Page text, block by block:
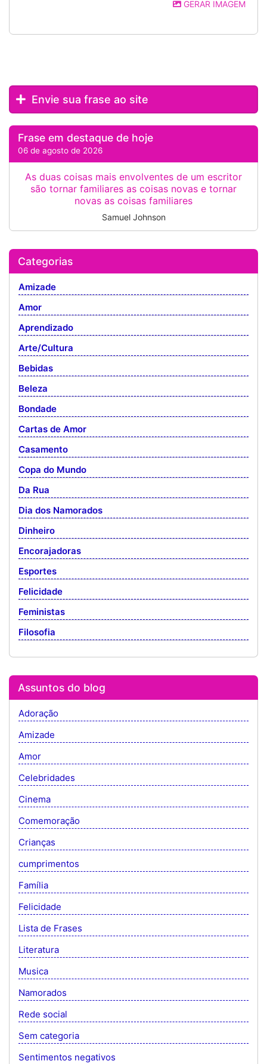
GERAR IMAGEM
Envie sua frase ao site
Frase em destaque de hoje
06 de agosto de 2026
As duas coisas mais envolventes de um escritor
são tornar familiares as coisas novas e tornar
novas as coisas familiares
Samuel Johnson
Categorias
Amizade
Amor
Aprendizado
Arte/Cultura
Bebidas
Beleza
Bondade
Cartas de Amor
Casamento
Copa do Mundo
Da Rua
Dia dos Namorados
Dinheiro
Encorajadoras
Esportes
Felicidade
Feministas
Filosofia
Assuntos do blog
Adoração
Amizade
Amor
Celebridades
Cinema
Comemoração
Crianças
cumprimentos
Família
Felicidade
Lista de Frases
Literatura
Musica
Namorados
Rede social
Sem categoria
Sentimentos negativos